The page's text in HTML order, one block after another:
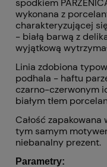
spodkiem
wykonana z
charakteryzującej
- białą barwą z
wyjątkową
Linia zdobiona
podhala - haftu
czarno-czerwonym
białym tłem
Całość zapakowana
tym samym
niebanalny prezent.
Parametry: